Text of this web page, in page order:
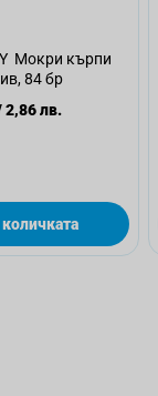
Мокри кърпи
84 бр
2,86 лв.